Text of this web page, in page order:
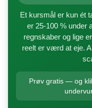
Et kursmål er kun ét
er 25-100 % under
regnskaber og lige
reelt er værd at eje.
Prøv gratis — og